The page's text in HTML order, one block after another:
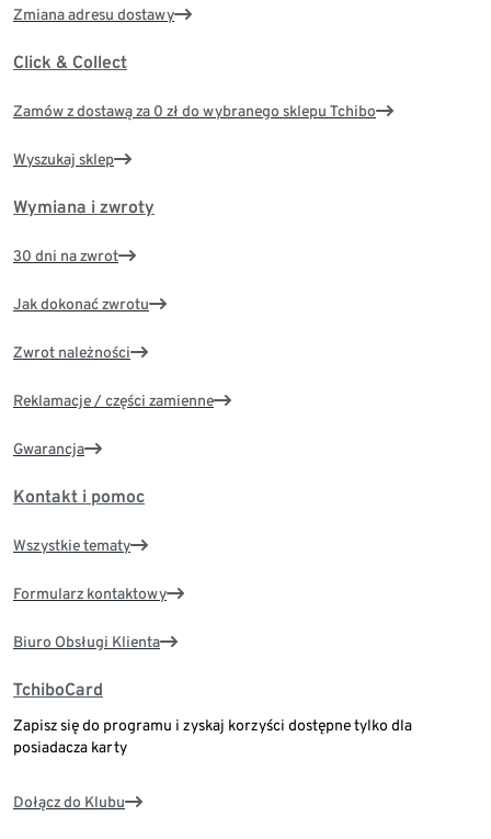
Zmiana adresu dostawy
Click & Collect
Zamów z dostawą za 0 zł do wybranego sklepu Tchibo
Wyszukaj sklep
Wymiana i zwroty
30 dni na zwrot
Jak dokonać zwrotu
Zwrot należności
Reklamacje / części zamienne
Gwarancja
Kontakt i pomoc
Wszystkie tematy
Formularz kontaktowy
Biuro Obsługi Klienta
TchiboCard
Zapisz się do programu i zyskaj korzyści dostępne tylko dla
posiadacza karty
Dołącz do Klubu